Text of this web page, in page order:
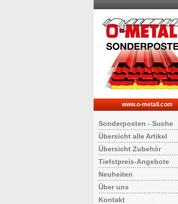
www.o-metall.com
Sonderposten - Suche
Übersicht alle Artikel
Übersicht Zubehör
Tiefstpreis-Angebote
Neuheiten
Über uns
Kontakt